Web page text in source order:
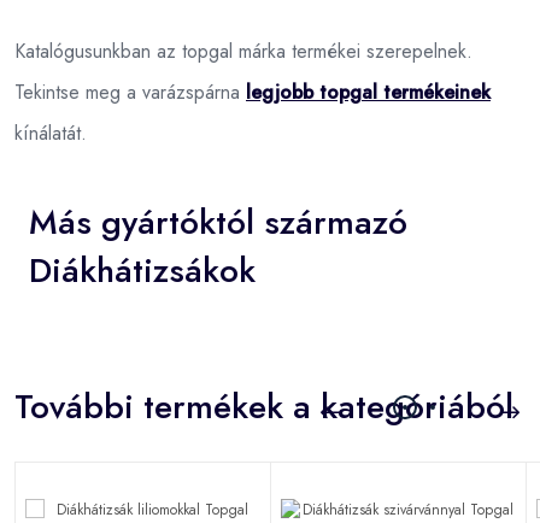
Katalógusunkban az topgal márka termékei szerepelnek.
Tekintse meg a varázspárna legjobb topgal termékeinek
kínálatát.
Más gyártóktól származó
Diákhátizsákok
További termékek a kategóriából